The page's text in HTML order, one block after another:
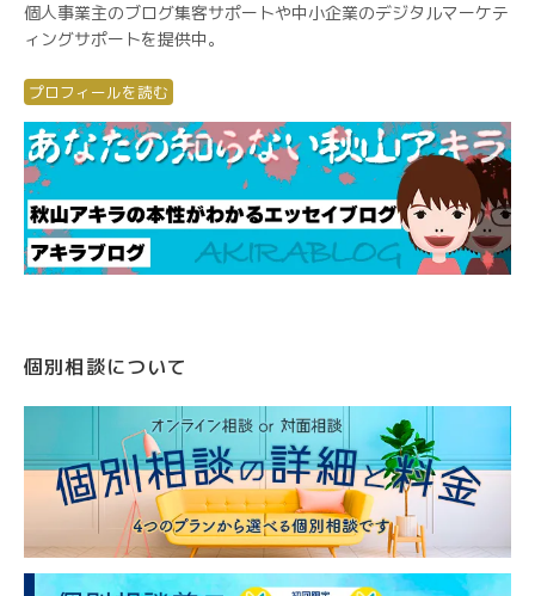
個人事業主のブログ集客サポートや中小企業のデジタルマーケテ
ィングサポートを提供中。
プロフィールを読む
個別相談について